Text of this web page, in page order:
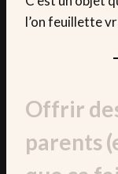
l’on feuillette
Offrir
parents